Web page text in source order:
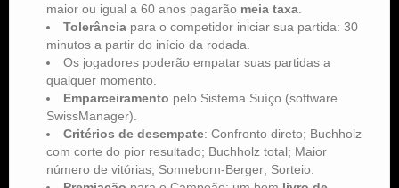
maior ou igual a 60 anos pagarão meia taxa
Tolerância para o competidor iniciar sua partida: 30
minutos a partir do início da rodada.
Os jogadores poderão empatar suas partidas a
qualquer momento.
Emparceiramento pelo Sistema Suíço (software
SwissManager).
Critérios de desempate: Confronto direto; Buchholz
com corte do pior resultado; Buchholz total; Maior
número de vitórias; Sonneborn-Berger; Sorteio.